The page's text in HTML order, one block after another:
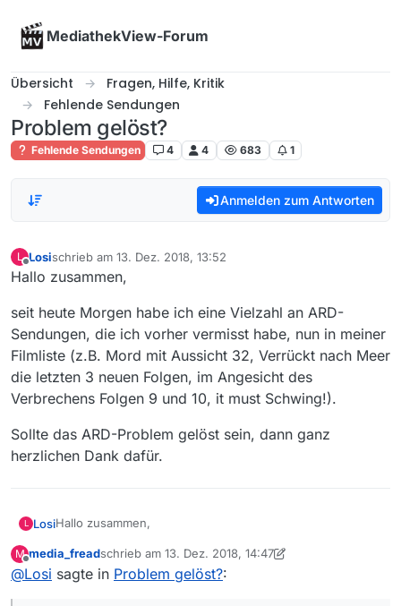
MediathekView-Forum
Übersicht
Fragen, Hilfe, Kritik
Fehlende Sendungen
Problem gelöst?
Fehlende Sendungen 4 4 683 1
Anmelden zum Antworten
L
Offline
Losischrieb am 13. Dez. 2018, 13:52
zuletzt editiert von
Hallo zusammen,
seit heute Morgen habe ich eine Vielzahl an ARD-
Sendungen, die ich vorher vermisst habe, nun in meiner
Filmliste (z.B. Mord mit Aussicht 32, Verrückt nach Meer
die letzten 3 neuen Folgen, im Angesicht des
Verbrechens Folgen 9 und 10, it must Schwing!).
Sollte das ARD-Problem gelöst sein, dann ganz
herzlichen Dank dafür.
L LosiHallo zusammen,
seit heute Morgen habe ich eine Vielzahl an ARD-
Sendungen, die ich vorher vermisst habe, nun in meiner
M
Offline
media_freadschrieb am 13. Dez. 2018, 14:47
zuletzt editiert von media_fread
@Losi sagte in Problem gelöst?: